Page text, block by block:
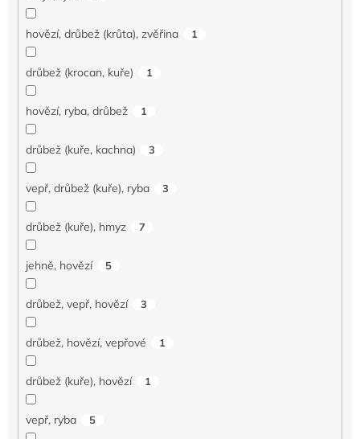
hovězí, drůbež (krůta), zvěřina 1
drůbež (krocan, kuře) 1
hovězí, ryba, drůbež 1
drůbež (kuře, kachna) 3
vepř, drůbež (kuře), ryba 3
drůbež (kuře), hmyz 7
jehně, hovězí 5
drůbež, vepř, hovězí 3
drůbež, hovězí, vepřové 1
drůbež (kuře), hovězí 1
vepř, ryba 5